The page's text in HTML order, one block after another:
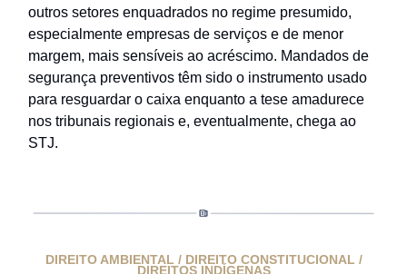
outros setores enquadrados no regime presumido,
especialmente empresas de serviços e de menor
margem, mais sensíveis ao acréscimo. Mandados de
segurança preventivos têm sido o instrumento usado
para resguardar o caixa enquanto a tese amadurece
nos tribunais regionais e, eventualmente, chega ao
STJ.
DIREITO AMBIENTAL / DIREITO CONSTITUCIONAL /
DIREITOS INDÍGENAS